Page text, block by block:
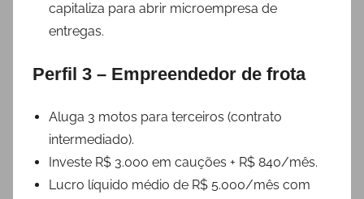
capitaliza para abrir microempresa de
entregas.
Perfil 3 – Empreendedor de frota
Aluga 3 motos para terceiros (contrato
intermediado).
Investe R$ 3.000 em cauções + R$ 840/mês.
Lucro líquido médio de R$ 5.000/mês com